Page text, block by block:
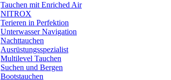
Tauchen mit Enriched Air
NITROX
Terieren in Perfektion
Unterwasser Navigation
Nachttauchen
Ausrüstungsspezialist
Multilevel Tauchen
Suchen und Bergen
Bootstauchen